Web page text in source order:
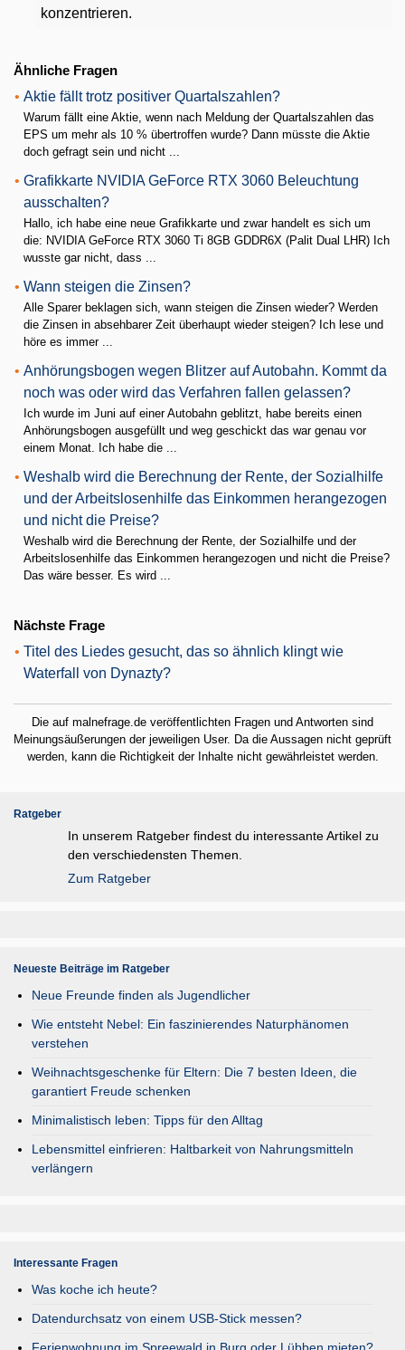
konzentrieren.
Ähnliche Fragen
• Aktie fällt trotz positiver Quartalszahlen?
Warum fällt eine Aktie, wenn nach Meldung der Quartalszahlen das
EPS um mehr als 10 % übertroffen wurde? Dann müsste die Aktie
doch gefragt sein und nicht ...
• Grafikkarte NVIDIA GeForce RTX 3060 Beleuchtung
ausschalten?
Hallo, ich habe eine neue Grafikkarte und zwar handelt es sich um
die: NVIDIA GeForce RTX 3060 Ti 8GB GDDR6X (Palit Dual LHR) Ich
wusste gar nicht, dass ...
• Wann steigen die Zinsen?
Alle Sparer beklagen sich, wann steigen die Zinsen wieder? Werden
die Zinsen in absehbarer Zeit überhaupt wieder steigen? Ich lese und
höre es immer ...
• Anhörungsbogen wegen Blitzer auf Autobahn. Kommt da
noch was oder wird das Verfahren fallen gelassen?
Ich wurde im Juni auf einer Autobahn geblitzt, habe bereits einen
Anhörungsbogen ausgefüllt und weg geschickt das war genau vor
einem Monat. Ich habe die ...
• Weshalb wird die Berechnung der Rente, der Sozialhilfe
und der Arbeitslosenhilfe das Einkommen herangezogen
und nicht die Preise?
Weshalb wird die Berechnung der Rente, der Sozialhilfe und der
Arbeitslosenhilfe das Einkommen herangezogen und nicht die Preise?
Das wäre besser. Es wird ...
Nächste Frage
• Titel des Liedes gesucht, das so ähnlich klingt wie
Waterfall von Dynazty?
Die auf malnefrage.de veröffentlichten Fragen und Antworten sind
Meinungsäußerungen der jeweiligen User. Da die Aussagen nicht geprüft
werden, kann die Richtigkeit der Inhalte nicht gewährleistet werden.
Ratgeber
In unserem Ratgeber findest du interessante Artikel zu
den verschiedensten Themen.
Zum Ratgeber
Neueste Beiträge im Ratgeber
Neue Freunde finden als Jugendlicher
Wie entsteht Nebel: Ein faszinierendes Naturphänomen
verstehen
Weihnachtsgeschenke für Eltern: Die 7 besten Ideen, die
garantiert Freude schenken
Minimalistisch leben: Tipps für den Alltag
Lebensmittel einfrieren: Haltbarkeit von Nahrungsmitteln
verlängern
Interessante Fragen
Was koche ich heute?
Datendurchsatz von einem USB-Stick messen?